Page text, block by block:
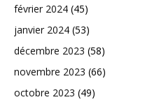
février 2024 (45)
janvier 2024 (53)
décembre 2023 (58)
novembre 2023 (66)
octobre 2023 (49)